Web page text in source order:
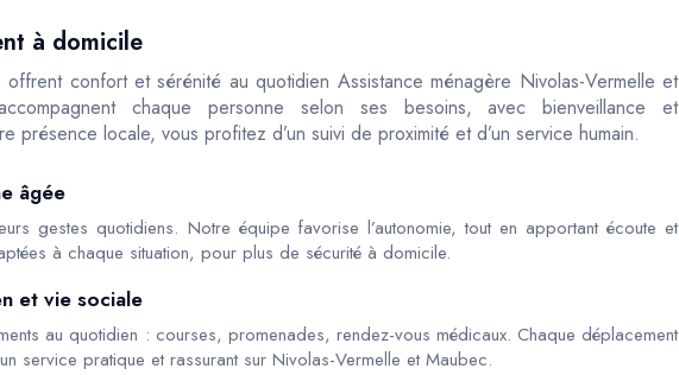
à domicile
offrent confort et sérénité au quotidien Assistance ménagère Nivolas-Vermelle et
chaque personne selon ses besoins, avec bienveillance et
présence locale, vous profitez d’un suivi de proximité et d’un service humain.
âgée
gestes quotidiens. Notre équipe favorise l’autonomie, tout en apportant écoute et
à chaque situation, pour plus de sécurité à domicile.
et vie sociale
au quotidien : courses, promenades, rendez-vous médicaux. Chaque déplacement
service pratique et rassurant sur Nivolas-Vermelle et Maubec.